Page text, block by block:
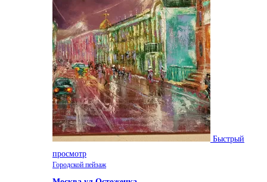
Быстрый
просмотр
Городской пейзаж